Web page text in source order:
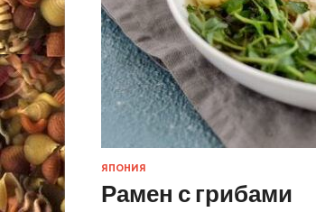
ЯПОНИЯ
Рамен с грибами